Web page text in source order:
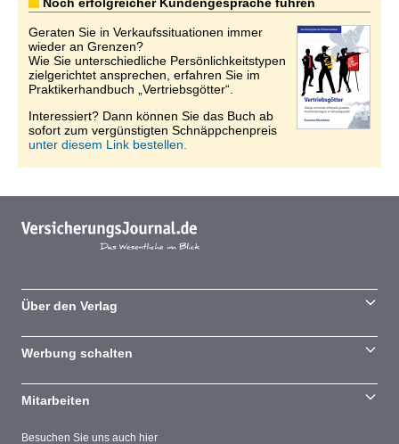
Geraten Sie in Verkaufssituationen immer
wieder an Grenzen?
Wie Sie unterschiedliche Persönlichkeitstypen
zielgerichtet ansprechen, erfahren Sie im
Praktikerhandbuch „Vertriebsgötter“.
Interessiert? Dann können Sie das Buch ab
sofort zum vergünstigten Schnäppchenpreis
unter diesem Link bestellen.
Besuchen Sie uns auch hier
Über den Verlag
Werbung schalten
Mitarbeiten